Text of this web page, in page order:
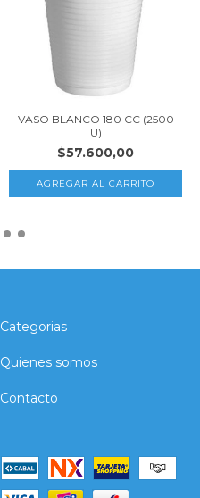
VASO BLANCO 180 CC (2500
U)
$57.600,00
Categorias
Quienes somos
Contacto